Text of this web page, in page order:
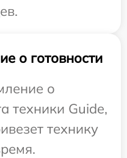
о готовности
о
техники Guide,
технику